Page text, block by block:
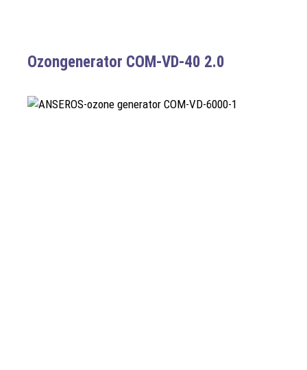
Ozongenerator COM-VD-40 2.0